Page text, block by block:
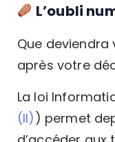
L’oubli
Que
après votre
La loi
(II) ) permet